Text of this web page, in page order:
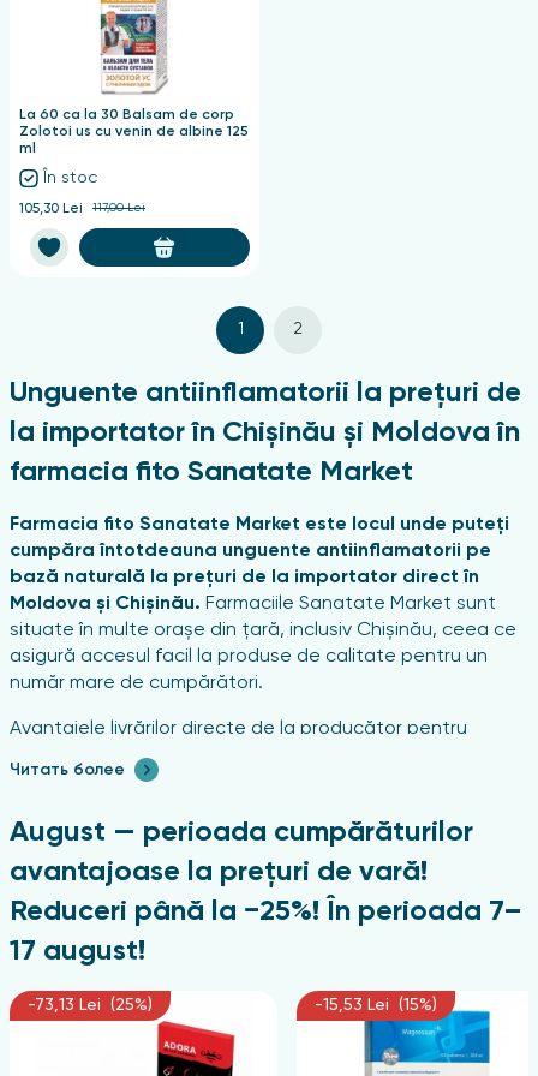
La 60 ca la 30 Balsam de corp
Zolotoi us cu venin de albine 125
ml
În stoc
105,30 Lei 117,00 Lei
1 2
Unguente antiinflamatorii la prețuri de
la importator în Chișinău și Moldova în
farmacia fito Sanatate Market
Farmacia fito Sanatate Market este locul unde puteți
cumpăra întotdeauna unguente antiinflamatorii pe
bază naturală la prețuri de la importator direct în
Moldova și Chișinău. Farmaciile Sanatate Market sunt
situate în multe orașe din țară, inclusiv Chișinău, ceea ce
asigură accesul facil la produse de calitate pentru un
număr mare de cumpărători.
Avantajele livrărilor directe de la producător pentru
achiziționării de produse contrafăcute sau
producător.
Prețuri avantajoase.Lipsa intermediarilor permite
nivel minim pentru consumatorul final.
asigură actualizarea regulată a sortimentului și
disponibilitatea celor mai solicitate produse, inclusiv
noutățile de pe piață.
Читать более
August — perioada cumpărăturilor
avantajoase la prețuri de vară!
Reduceri până la −25%! În perioada 7–
17 august!
-73,13 Lei (25%) -15,53 Lei (15%)